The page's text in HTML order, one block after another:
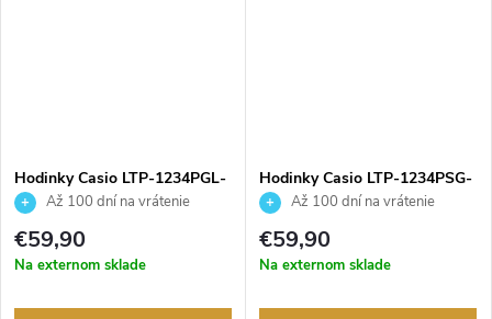
Hodinky Casio LTP-1234PGL-
1AEFAž 100 dní na vrátenie
tovaru. Autorizovaný predajca.
€59,90
Na externom sklade
Hodinky Casio LTP-1234PSG-
7AEGAž 100 dní na vrátenie
tovaru. Autorizovaný predajca.
€59,90
Na externom sklade